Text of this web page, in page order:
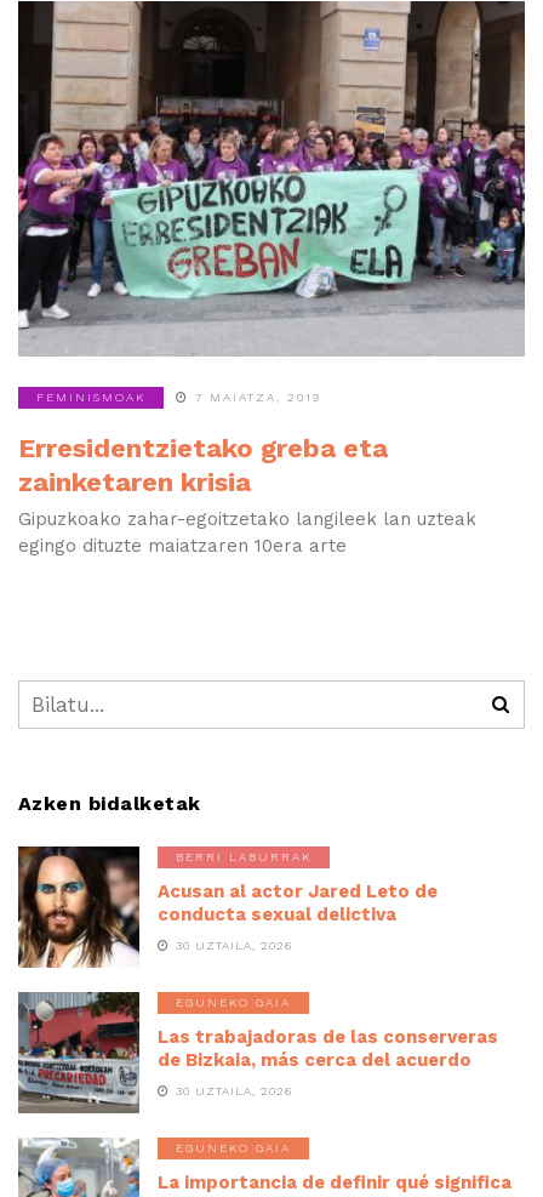
FEMINISMOAK 7 MAIATZA, 2019
Erresidentzietako greba eta
zainketaren krisia
Gipuzkoako zahar-egoitzetako langileek lan uzteak
egingo dituzte maiatzaren 10era arte
Azken bidalketak
BERRI LABURRAK
Acusan al actor Jared Leto de
conducta sexual delictiva
30 UZTAILA, 2026
EGUNEKO GAIA
Las trabajadoras de las conserveras
de Bizkaia, más cerca del acuerdo
30 UZTAILA, 2026
EGUNEKO GAIA
La importancia de definir qué significa